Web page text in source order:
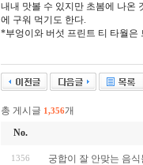
내내 맛볼 수 있지만 초봄에 나온
에 구워 먹기도 한다.
*부엉이와 버섯 프린트 티 타월은
총 게시글 1,356개
No.
1356 궁합이 잘 안맞는 음식